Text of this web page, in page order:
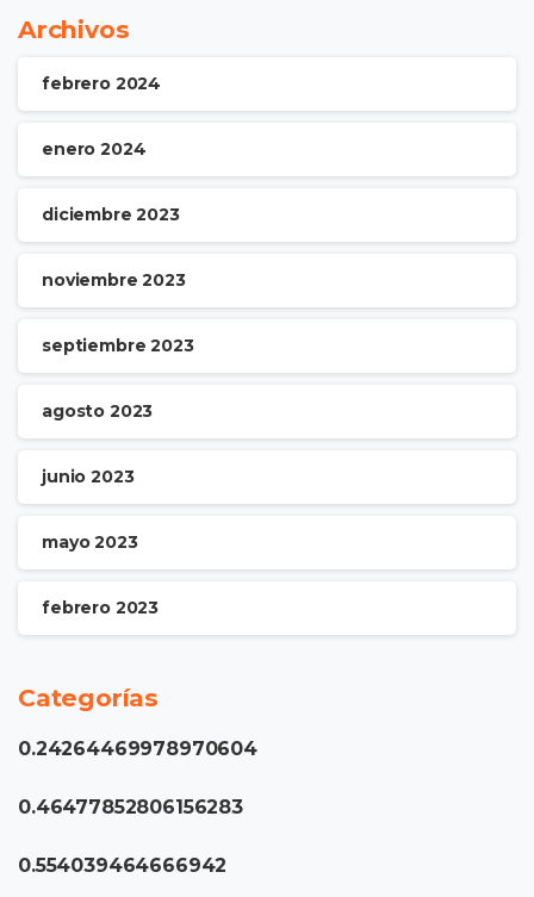
Archivos
febrero 2024
enero 2024
diciembre 2023
noviembre 2023
septiembre 2023
agosto 2023
junio 2023
mayo 2023
febrero 2023
Categorías
0.24264469978970604
0.46477852806156283
0.554039464666942